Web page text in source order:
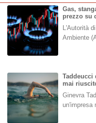
Gas,
prezzo su
L'Autorità
Ambiente
Taddeucci
mai
Ginevra